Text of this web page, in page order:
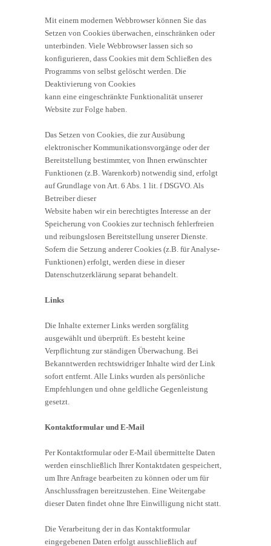
Mit einem modernen Webbrowser können Sie das
Setzen von Cookies überwachen, einschränken oder
unterbinden. Viele Webbrowser lassen sich so
konfigurieren, dass Cookies mit dem Schließen des
Programms von selbst gelöscht werden. Die
Deaktivierung von Cookies
kann eine eingeschränkte Funktionalität unserer
Website zur Folge haben.
Das Setzen von Cookies, die zur Ausübung
elektronischer Kommunikationsvorgänge oder der
Bereitstellung bestimmter, von Ihnen erwünschter
Funktionen (z.B. Warenkorb) notwendig sind, erfolgt
auf Grundlage von Art. 6 Abs. 1 lit. f DSGVO. Als
Betreiber dieser
Website haben wir ein berechtigtes Interesse an der
Speicherung von Cookies zur technisch fehlerfreien
und reibungslosen Bereitstellung unserer Dienste.
Sofern die Setzung anderer Cookies (z.B. für Analyse-
Funktionen) erfolgt, werden diese in dieser
Datenschutzerklärung separat behandelt.
Links
Die Inhalte externer Links werden sorgfälitg
ausgewählt und überprüft. Es besteht keine
Verpflichtung zur ständigen Überwachung. Bei
Bekanntwerden rechtswidriger Inhalte wird der Link
sofort entfernt. Alle Links wurden als persönliche
Empfehlungen und ohne geldliche Gegenleistung
gesetzt.
Kontaktformular und E-Mail
Per Kontaktformular oder E-Mail übermittelte Daten
werden einschließlich Ihrer Kontaktdaten gespeichert,
um Ihre Anfrage bearbeiten zu können oder um für
Anschlussfragen bereitzustehen. Eine Weitergabe
dieser Daten findet ohne Ihre Einwilligung nicht statt.
Die Verarbeitung der in das Kontaktformular
eingegebenen Daten erfolgt ausschließlich auf